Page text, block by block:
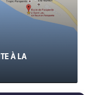
À LA